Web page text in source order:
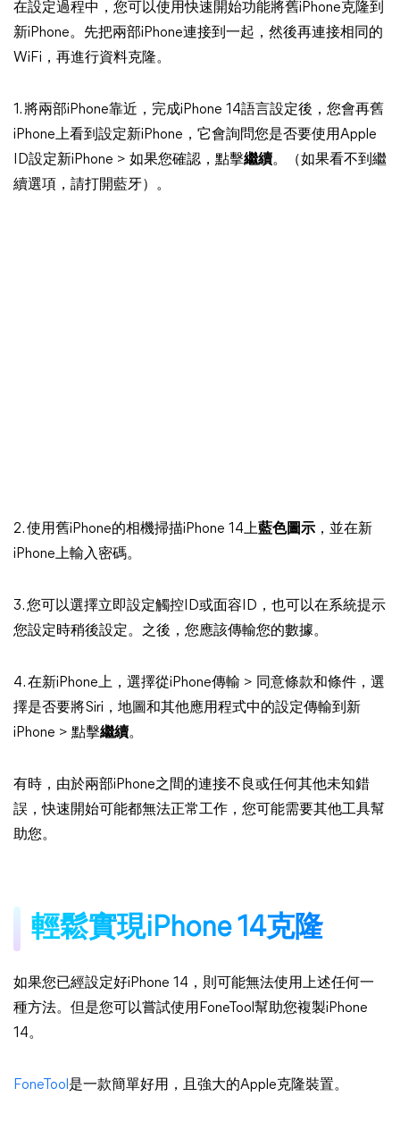
在設定過程中，您可以使用快速開始功能將舊iPhone克隆到
新iPhone。先把兩部iPhone連接到一起，然後再連接相同的
WiFi，再進行資料克隆。
1. 將兩部iPhone靠近，完成iPhone 14語言設定後，您會再舊
iPhone上看到設定新iPhone，它會詢問您是否要使用Apple
ID設定新iPhone > 如果您確認，點擊繼續。（如果看不到繼
續選項，請打開藍牙）。
2. 使用舊iPhone的相機掃描iPhone 14上藍色圖示 ，並在新
iPhone上輸入密碼。
3. 您可以選擇立即設定觸控ID或面容ID，也可以在系統提示
您設定時稍後設定。之後，您應該傳輸您的數據。
4. 在新iPhone上，選擇從iPhone傳輸 > 同意條款和條件，選
擇是否要將Siri，地圖和其他應用程式中的設定傳輸到新
iPhone > 點擊繼續。
有時，由於兩部iPhone之間的連接不良或任何其他未知錯
誤，快速開始可能都無法正常工作，您可能需要其他工具幫
助您。
輕鬆實現iPhone 14克隆
如果您已經設定好iPhone 14，則可能無法使用上述任何一
種方法。但是您可以嘗試使用FoneTool幫助您複製iPhone
14。
FoneTool 是一款簡單好用，且強大的Apple克隆裝置。